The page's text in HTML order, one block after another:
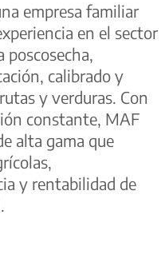
empresa familiar
en el sector
poscosecha,
calibrado y
y verduras. Con
constante, MAF
alta gama que
y rentabilidad de